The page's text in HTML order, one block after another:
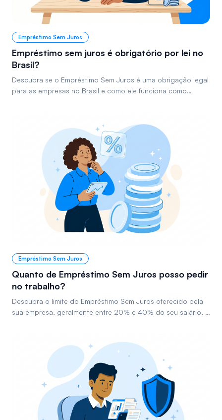
Empréstimo Sem Juros
Empréstimo sem juros é obrigatório por lei no
Brasil?
Descubra se o Empréstimo Sem Juros é uma obrigação legal
para as empresas no Brasil e como ele funciona como
Empréstimo Sem Juros
Quanto de Empréstimo Sem Juros posso pedir
no trabalho?
Descubra o limite do Empréstimo Sem Juros oferecido pela
sua empresa, geralmente entre 20% e 40% do seu salário, e